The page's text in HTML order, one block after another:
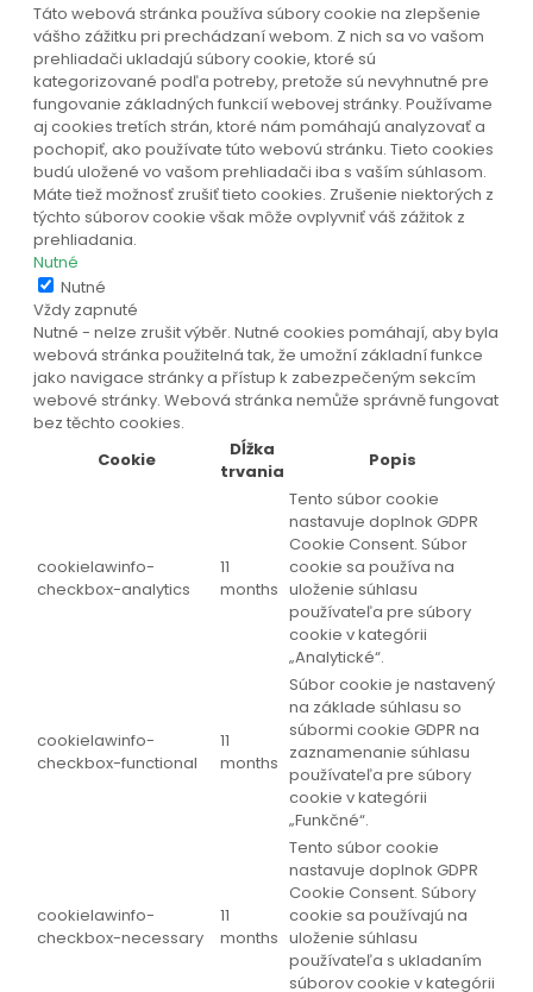
Táto webová stránka používa súbory cookie na zlepšenie
vášho zážitku pri prechádzaní webom. Z nich sa vo vašom
prehliadači ukladajú súbory cookie, ktoré sú
kategorizované podľa potreby, pretože sú nevyhnutné pre
fungovanie základných funkcií webovej stránky. Používame
aj cookies tretích strán, ktoré nám pomáhajú analyzovať a
pochopiť, ako používate túto webovú stránku. Tieto cookies
budú uložené vo vašom prehliadači iba s vaším súhlasom.
Máte tiež možnosť zrušiť tieto cookies. Zrušenie niektorých z
týchto súborov cookie však môže ovplyvniť váš zážitok z
prehliadania.
Nutné
Nutné
Vždy zapnuté
Nutné - nelze zrušit výběr. Nutné cookies pomáhají, aby byla
webová stránka použitelná tak, že umožní základní funkce
jako navigace stránky a přístup k zabezpečeným sekcím
webové stránky. Webová stránka nemůže správně fungovat
bez těchto cookies.
Cookie
Dĺžka
trvania
Popis
cookielawinfo-
checkbox-analytics
11
months
Tento súbor cookie
nastavuje doplnok GDPR
Cookie Consent. Súbor
cookie sa používa na
uloženie súhlasu
používateľa pre súbory
cookie v kategórii
„Analytické“.
cookielawinfo-
checkbox-functional
11
months
Súbor cookie je nastavený
na základe súhlasu so
súbormi cookie GDPR na
zaznamenanie súhlasu
používateľa pre súbory
cookie v kategórii
„Funkčné“.
cookielawinfo-
checkbox-necessary
11
months
Tento súbor cookie
nastavuje doplnok GDPR
Cookie Consent. Súbory
cookie sa používajú na
uloženie súhlasu
používateľa s ukladaním
súborov cookie v kategórii